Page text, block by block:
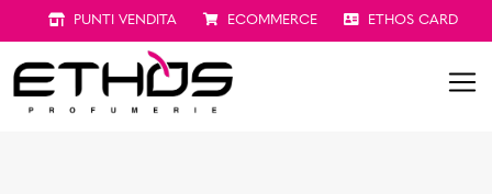
PUNTI VENDITA ECOMMERCE ETHOS CARD